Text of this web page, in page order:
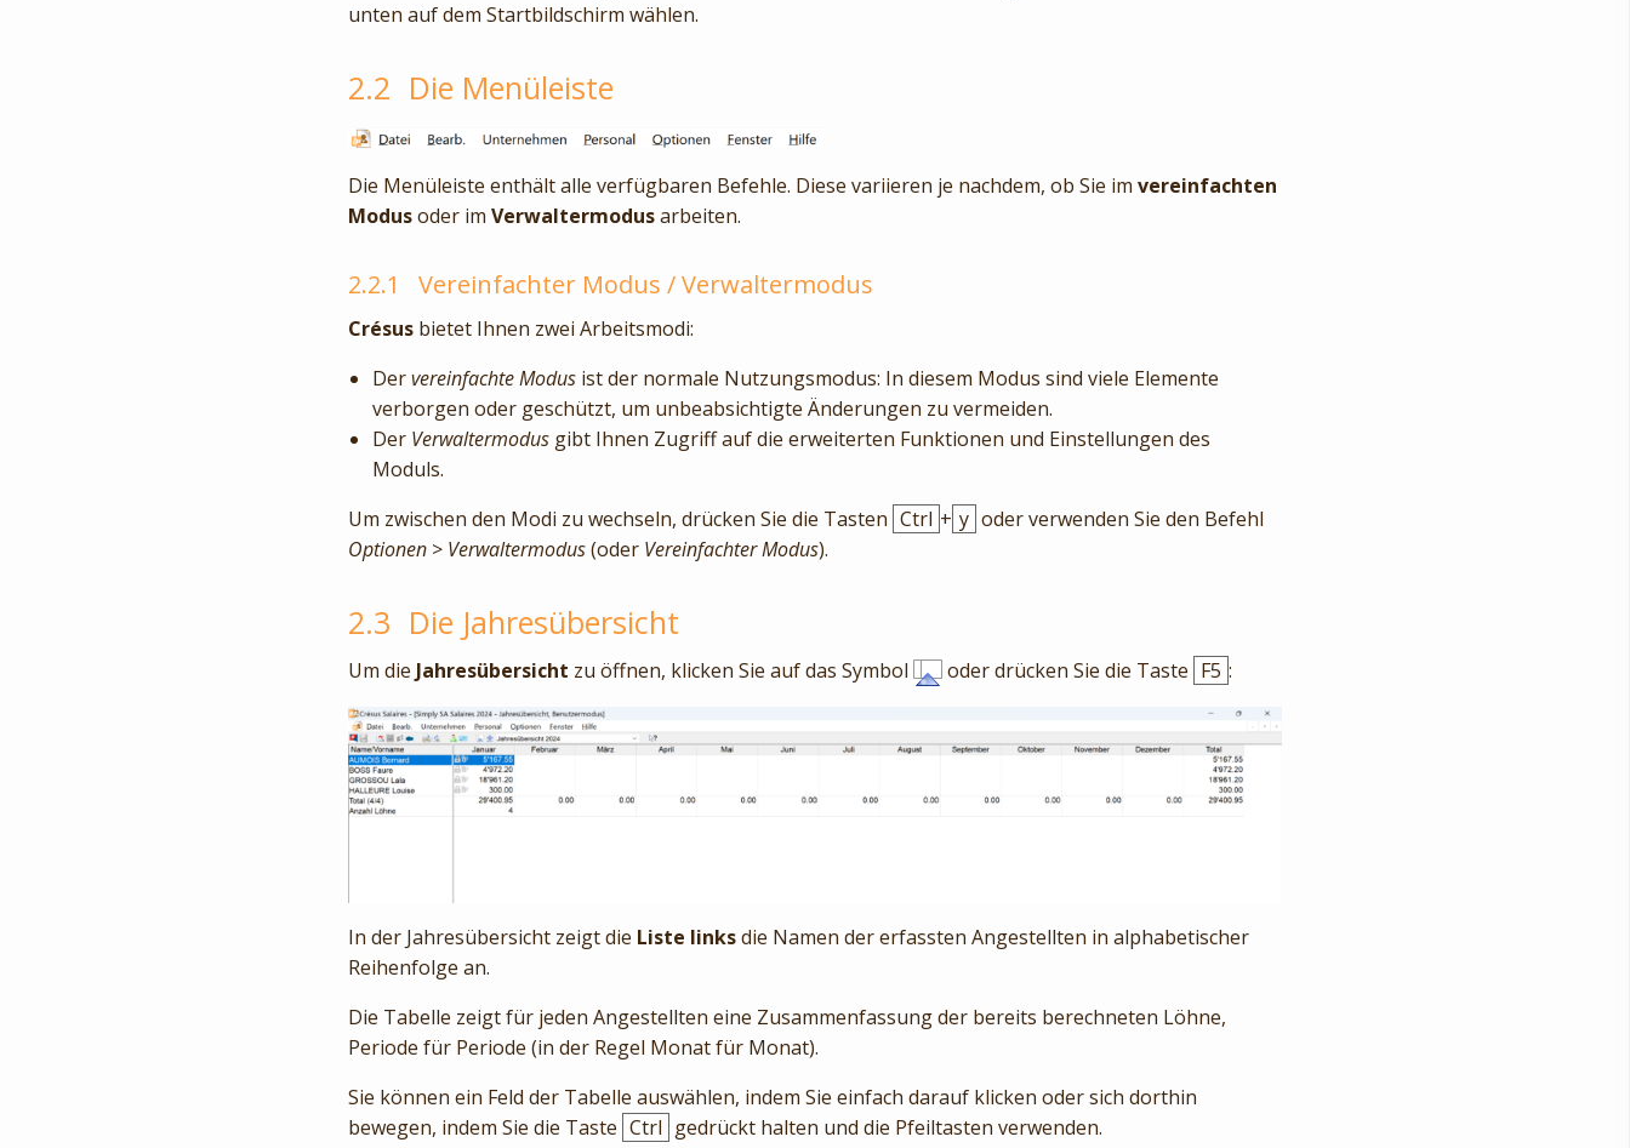
unten auf dem Startbildschirm wählen.
2.2 Die Menüleiste
Die Menüleiste enthält alle verfügbaren Befehle. Diese variieren je nachdem, ob Sie im vereinfachten
Modusoder im Verwaltermodusarbeiten.
2.2.1 Vereinfachter Modus / Verwaltermodus
Crésus bietet Ihnen zwei Arbeitsmodi:
Dervereinfachte Modus ist der normale Nutzungsmodus: In diesem Modus sind viele Elemente
verborgen oder geschützt, um unbeabsichtigte Änderungen zu vermeiden.
Der Verwaltermodus gibt Ihnen Zugriff auf die erweiterten Funktionen und Einstellungen des
Moduls.
Um zwischen den Modi zu wechseln, drücken Sie die Tasten Ctrl + y oder verwenden Sie den Befehl
Optionen > Verwaltermodus(oder Vereinfachter Modus).
2.3 Die Jahresübersicht
Um die Jahresübersicht zu öffnen, klicken Sie auf das Symbol oder drücken Sie die Taste F5 :
In der Jahresübersicht zeigt die Liste linksdie Namen der erfassten Angestellten in alphabetischer
Reihenfolge an.
Die Tabelle zeigt für jeden Angestellten eine Zusammenfassung der bereits berechneten Löhne,
Periode für Periode (in der Regel Monat für Monat).
Sie können ein Feld der Tabelle auswählen, indem Sie einfach darauf klicken oder sich dorthin
bewegen, indem Sie die Taste Ctrl gedrückt halten und die Pfeiltasten verwenden.